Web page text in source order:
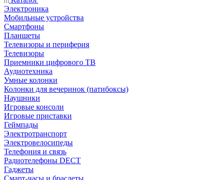
Электроника
Мобильные устройства
Смартфоны
Планшеты
Телевизоры и периферия
Телевизоры
Приемники цифрового ТВ
Аудиотехника
Умные колонки
Колонки для вечеринок (патибоксы)
Наушники
Игровые консоли
Игровые приставки
Геймпады
Электротранспорт
Электровелосипеды
Телефония и связь
Радиотелефоны DECT
Гаджеты
Смарт-часы и браслеты